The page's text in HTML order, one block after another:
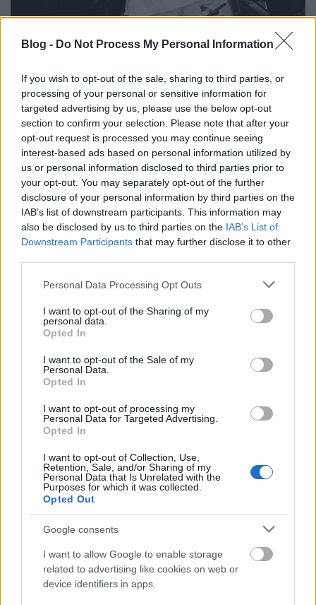
Blog - Do Not Process My Personal Information
If you wish to opt-out of the sale, sharing to third parties, or
processing of your personal or sensitive information for
targeted advertising by us, please use the below opt-out
section to confirm your selection. Please note that after your
opt-out request is processed you may continue seeing
interest-based ads based on personal information utilized by
us or personal information disclosed to third parties prior to
your opt-out. You may separately opt-out of the further
disclosure of your personal information by third parties on the
IAB’s list of downstream participants. This information may
also be disclosed by us to third parties on the IAB’s List of
Downstream Participants that may further disclose it to other
Please note that this website/app uses one or more Google
not limited to your visit or usage behaviour. You may click to
grant or deny consent to Google and its third-party tags to
use your data for below specified purposes in below Google
consent section.
Personal Data Processing Opt Outs
I want to opt-out of the Sharing of my
personal data.
Opted In
I want to opt-out of the Sale of my
Personal Data.
Opted In
I want to opt-out of processing my
Personal Data for Targeted Advertising.
Opted In
I want to opt-out of Collection, Use,
Retention, Sale, and/or Sharing of my
Personal Data that Is Unrelated with the
Purposes for which it was collected.
Opted Out
Google consents
I want to allow Google to enable storage
related to advertising like cookies on web or
device identifiers in apps.
Demerung: „véget ért egy korszak,
de elkezdődhet egy új” – Varga
Dániel-interjú
soostamas •2025. december 23.
Miért került ki a New Fossilsból? Hogyan került be
Co Lee zenekarába? És hogyan rakták össze a Slow
Village rapperével, glsch-sal és a DDT trióval a
Demerungot, amit a Recorderen az év magyar
lemezének választottunk? Varga Dániel szaxofonos-
producerrel beszélgettünk.
„Megkaptam a 15 perc hírnevet, de
amikor véget ért, az nagy koppanás
volt” – Gressai Ferdinánd-interjú
soostamas • 2025. december 15.